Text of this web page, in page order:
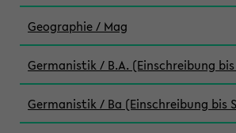
Geographie / Mag
Germanistik / B.A. (Einschreibung bis
Germanistik / Ba (Einschreibung bis